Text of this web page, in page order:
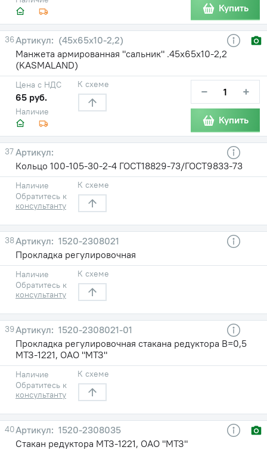
Купить
36
(45х65х10-2,2)
Манжета армированная "сальник" .45х65х10-2,2
(KASMALAND)
Наличие
Цена с НДС
65 руб.
К схеме − +
Купить
37
Кольцо 100-105-30-2-4 ГОСТ18829-73/ГОСТ9833-73
Наличие
Обратитесь к
консультанту
К схеме
38
1520-2308021
Прокладка регулировочная
Наличие
Обратитесь к
консультанту
К схеме
39
1520-2308021-01
Прокладка регулировочная стакана редуктора В=0,5
МТЗ-1221, ОАО "МТЗ"
Наличие
Обратитесь к
консультанту
К схеме
40
1520-2308035
Стакан редуктора МТЗ-1221, ОАО "МТЗ"